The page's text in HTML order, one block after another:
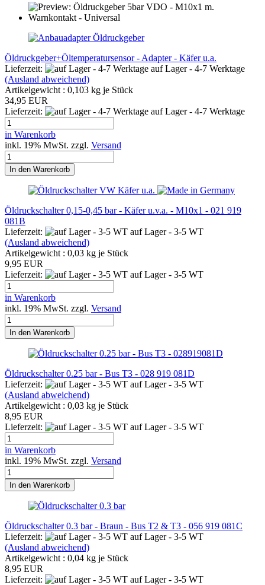
Öldruckgeber+Öltemperatursensor - Adapter - Käfer u.a.
Lieferzeit:
auf Lager - 4-7 Werktage
(Ausland abweichend)
Artikelgewicht : 0,103 kg je Stück
34,95 EUR
Lieferzeit:
auf Lager - 4-7 Werktage
in Warenkorb
inkl. 19% MwSt. zzgl. Versand
In den Warenkorb
Öldruckschalter 0,15-0,45 bar - Käfer u.v.a. - M10x1 - 021 919
081B
Lieferzeit:
auf Lager - 3-5 WT
(Ausland abweichend)
Artikelgewicht : 0,03 kg je Stück
9,95 EUR
Lieferzeit:
auf Lager - 3-5 WT
in Warenkorb
inkl. 19% MwSt. zzgl. Versand
In den Warenkorb
Öldruckschalter 0.25 bar - Bus T3 - 028 919 081D
Lieferzeit:
auf Lager - 3-5 WT
(Ausland abweichend)
Artikelgewicht : 0,03 kg je Stück
8,95 EUR
Lieferzeit:
auf Lager - 3-5 WT
in Warenkorb
inkl. 19% MwSt. zzgl. Versand
In den Warenkorb
Öldruckschalter 0.3 bar - Braun - Bus T2 & T3 - 056 919 081C
Lieferzeit:
auf Lager - 3-5 WT
(Ausland abweichend)
Artikelgewicht : 0,04 kg je Stück
8,95 EUR
Lieferzeit:
auf Lager - 3-5 WT